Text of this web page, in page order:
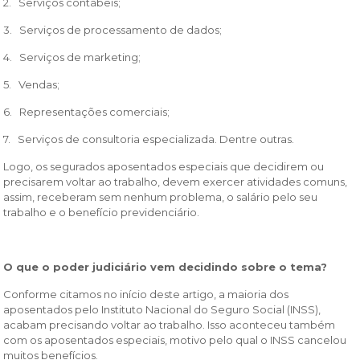
3. Serviços de processamento de dados;
4. Serviços de marketing;
5. Vendas;
6. Representações comerciais;
7. Serviços de consultoria especializada. Dentre outras.
Logo, os segurados aposentados especiais que decidirem ou
precisarem voltar ao trabalho, devem exercer atividades comuns,
assim, receberam sem nenhum problema, o salário pelo seu
trabalho e o benefício previdenciário.
O que o poder judiciário vem decidindo sobre o tema?
Conforme citamos no início deste artigo, a maioria dos
aposentados pelo Instituto Nacional do Seguro Social (INSS),
acabam precisando voltar ao trabalho. Isso aconteceu também
com os aposentados especiais, motivo pelo qual o INSS cancelou
muitos benefícios.